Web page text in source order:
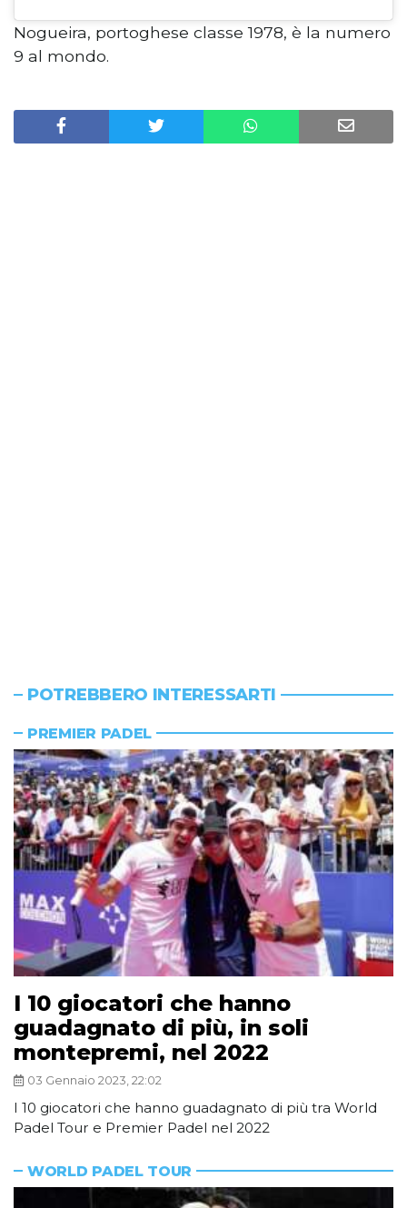
Nogueira, portoghese classe 1978, è la numero
9 al mondo.
POTREBBERO INTERESSARTI
PREMIER PADEL
I 10 giocatori che hanno
guadagnato di più, in soli
montepremi, nel 2022
03 Gennaio 2023, 22:02
I 10 giocatori che hanno guadagnato di più tra World
Padel Tour e Premier Padel nel 2022
WORLD PADEL TOUR